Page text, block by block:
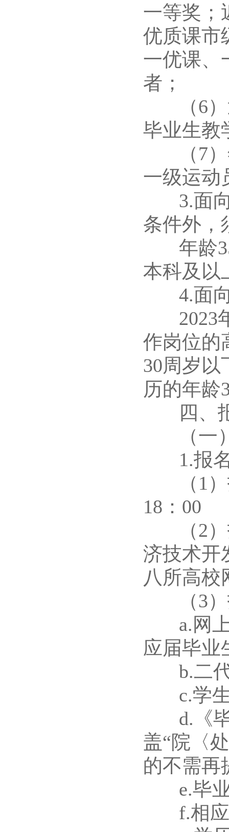
一等奖；
优质课市
一优课、
者；
（6）
毕业生教
（7）
一级运动
3.面向
条件外，
年龄35
本科及以
4.面向
2023年
作岗位的
30周岁以
历的年龄
四、报
（一）
1.报
（1）
18：00
（2）
济技术开
八所高校
（3）
a.网上
应届毕业
b.二代
c.学生
d.《毕
盖“院〈
的不需再
e.毕业
f.相应